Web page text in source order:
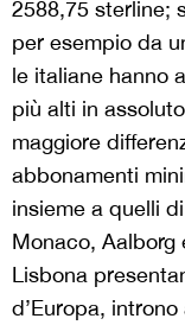
2588,75 sterline;
per esempio da
le italiane hanno
più alti in
maggiore
abbonamenti
insieme a quelli
Monaco,
Lisbona
d’Europa,